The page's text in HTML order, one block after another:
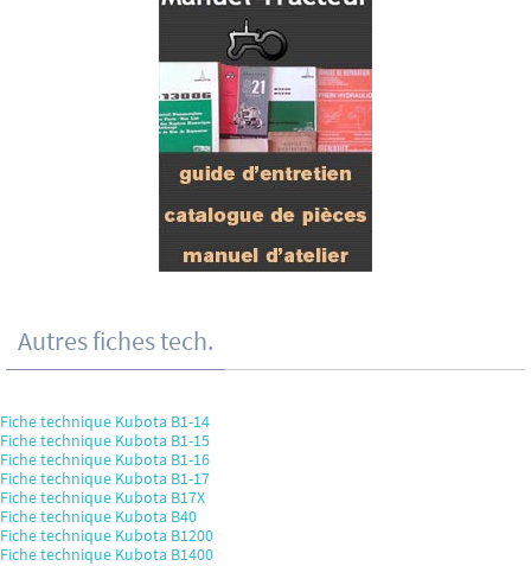
Autres fiches tech.
Fiche technique Kubota B1-14
Fiche technique Kubota B1-15
Fiche technique Kubota B1-16
Fiche technique Kubota B1-17
Fiche technique Kubota B17X
Fiche technique Kubota B40
Fiche technique Kubota B1200
Fiche technique Kubota B1400